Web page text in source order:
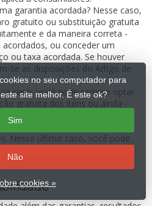
garantia acordada? Nesse caso,
gratuito ou substituição gratuita
e da maneira correta -
ou conceder um
ou taxa acordada. Se houver
se as disposições do Artigo de
caso, você pode sempre optar
gratuita dos itens ou ainda -
- executar o
se isso não puder ser
Nesse último caso, você pode
de uma declaração por escrito
um desconto no preço/taxa
no seu computador para
site melhor. É este ok?
Sim
Não
cookies »